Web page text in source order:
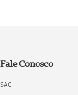
Fale Conosco
SAC